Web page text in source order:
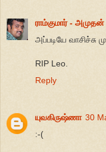
ராம்குமார் - அமுதன்
அப்படியே வாசிச்சு
RIP Leo.
Reply
யுவகிருஷ்ணா 30
:-(